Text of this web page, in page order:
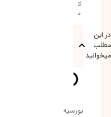
گا
ه
در این
مطلب
میخوانید
بورسیه‌